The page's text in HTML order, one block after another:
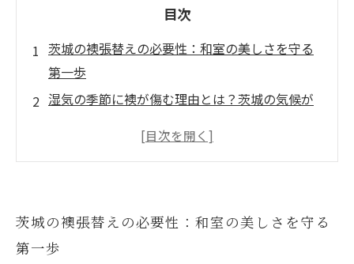
目次
茨城の襖張替えの必要性：和室の美しさを守る
第一歩
湿気の季節に襖が傷む理由とは？茨城の気候が
適切な張替え時期を見極めるポイント：茨城の
解説
襖の張替えで快適な和室を実現！茨城での施工
茨城の襖張替えの必要性：和室の美しさを守る
第一歩